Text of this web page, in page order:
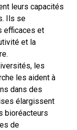
leurs capacités
Ils se
efficaces et
et la
les
les aident à
dans des
élargissent
bioréacteurs
de